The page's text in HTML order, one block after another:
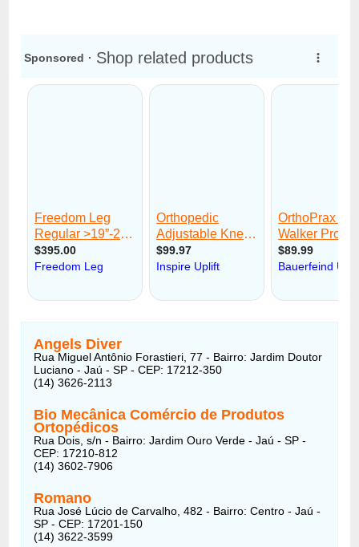
Angels Diver
Rua Miguel Antônio Forastieri, 77 - Bairro: Jardim Doutor
Luciano - Jaú - SP - CEP: 17212-350
(14) 3626-2113
Bio Mecânica Comércio de Produtos
Ortopédicos
Rua Dois, s/n - Bairro: Jardim Ouro Verde - Jaú - SP -
CEP: 17210-812
(14) 3602-7906
Romano
Rua José Lúcio de Carvalho, 482 - Bairro: Centro - Jaú -
SP - CEP: 17201-150
(14) 3622-3599